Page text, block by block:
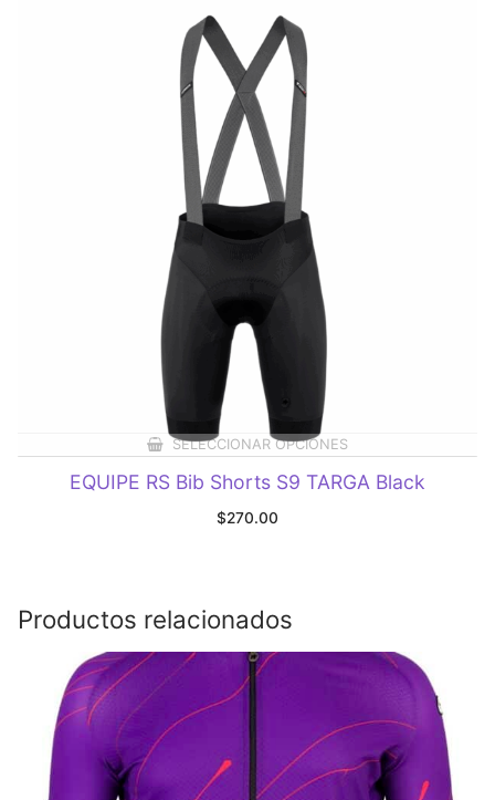
SELECCIONAR OPCIONES
EQUIPE RS Bib Shorts S9 TARGA Black
$270.00
Productos relacionados